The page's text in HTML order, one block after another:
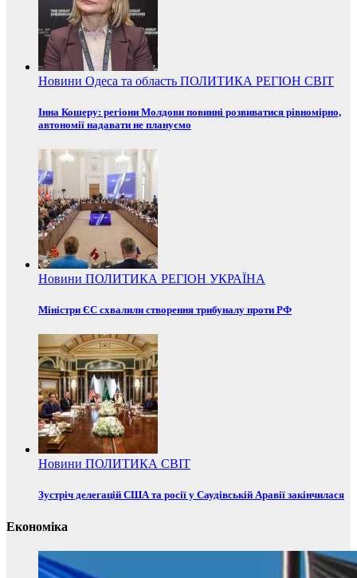
Новини Одеса та область ПОЛИТИКА РЕГІОН СВІТ
Інна Кошеру: регіони Молдови повинні розвиватися рівномірно,
автономії надавати не плануємо
Новини ПОЛИТИКА РЕГІОН УКРАЇНА
Міністри ЄС схвалили створення трибуналу проти РФ
Новини ПОЛИТИКА СВІТ
Зустріч делегацій США та росії у Саудівській Аравії закінчилася
Економіка